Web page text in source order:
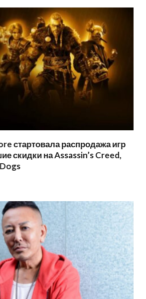
стартовала распродажа игр
скидки на Assassin’s Creed,